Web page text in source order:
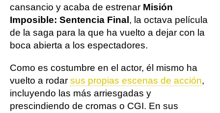
cansancio y acaba de estrenar Misión
Imposible: Sentencia Final , la octava película
de la saga para la que ha vuelto a dejar con la
boca abierta a los espectadores.
Como es costumbre en el actor, él mismo ha
vuelto a rodar sus propias escenas de acción,
incluyendo las más arriesgadas y
prescindiendo de cromas o CGI. En sus